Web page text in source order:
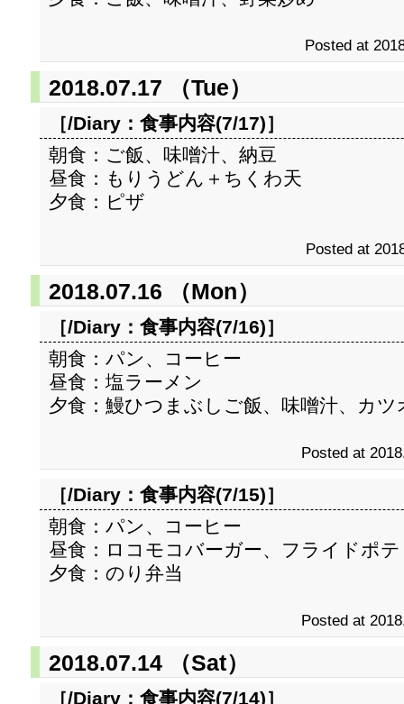
Posted at
2018.07.17 （Tue）
［/Diary： 食事内容(7/17)］
朝食：ご飯、味噌汁、納豆
昼食：もりうどん＋ちくわ天
夕食：ピザ
Posted at
2018.07.16 （Mon）
［/Diary： 食事内容(7/16)］
朝食：パン、コーヒー
昼食：塩ラーメン
夕食：鰻ひつまぶしご飯、味噌汁、カ
Posted at
［/Diary： 食事内容(7/15)］
朝食：パン、コーヒー
昼食：ロコモコバーガー、フライドポ
夕食：のり弁当
Posted at
2018.07.14 （Sat）
［/Diary： 食事内容(7/14)］